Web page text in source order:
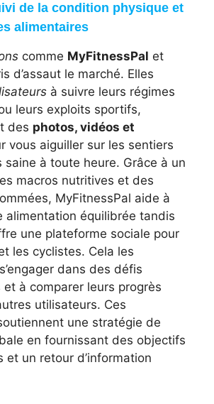
de la condition physique et
alimentaires
comme MyFitnessPal et
d’assaut le marché. Elles
à suivre leurs régimes
leurs exploits sportifs,
des photos, vidéos et
vous aiguiller sur les sentiers
saine à toute heure. Grâce à un
macros nutritives et des
MyFitnessPal aide à
alimentation équilibrée tandis
une plateforme sociale pour
les cyclistes. Cela les
dans des défis
et à comparer leurs progrès
utilisateurs. Ces
une stratégie de
en fournissant des objectifs
et un retour d’information